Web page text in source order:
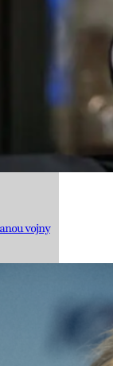
vojny